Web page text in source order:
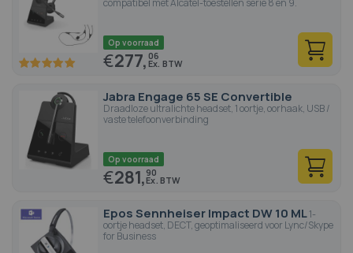
compatibel met Alcatel-toestellen serie 8 en 9.
100 100
Op voorraad
€277,06
Jabra Engage 65 SE Convertible
Draadloze ultralichte headset, 1 oortje, oorhaak, USB /
vaste telefoonverbinding
Op voorraad
€281,90
Epos Sennheiser Impact DW 10 ML1-
oortje headset, DECT, geoptimaliseerd voor Lync/Skype
for Business